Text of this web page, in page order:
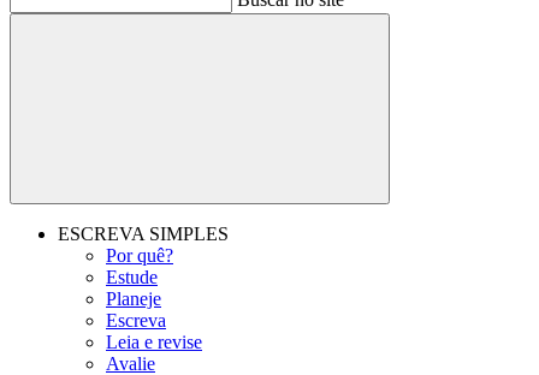
Buscar
ESCREVA SIMPLES
Por quê?
Estude
Planeje
Escreva
Leia e revise
Avalie